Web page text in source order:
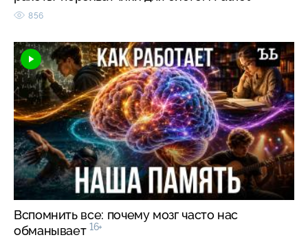
856
Вспомнить все: почему мозг часто нас
обманывает 16+